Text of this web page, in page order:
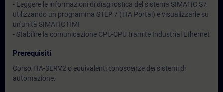
- Leggere le informazioni di diagnostica del sistema SIMATIC S7
utilizzando un programma STEP 7 (TIA Portal) e visualizzarle su
un'unità SIMATIC HMI
- Stabilire la comunicazione CPU-CPU tramite Industrial Ethernet
Prerequisiti
Corso TIA-SERV2 o equivalenti conoscenze dei sistemi di
automazione.